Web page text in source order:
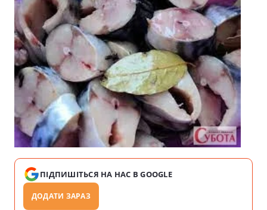
ПІДПИШІТЬСЯ НА НАС В GOOGLE
ДОДАТИ ЗАРАЗ